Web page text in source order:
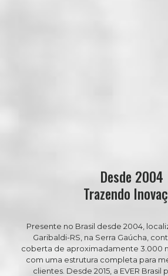
Desde 2004
Trazendo
Presente no Brasil desde 2004,
Garibaldi-RS, na Serra Gaúcha,
coberta de aproximadamente 3.000
com uma estrutura completa para
clientes. Desde 2015, a EVER Brasil